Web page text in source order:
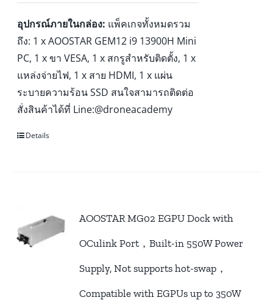
อุปกรณ์ภายในกล่อง: แพ็คเกจทั้งหมดรวม
ถึง: 1 x AOOSTAR GEM12 i9 13900H Mini
PC, 1 x ขา VESA, 1 x สกรูสำหรับติดตั้ง, 1 x
แหล่งจ่ายไฟ, 1 x สาย HDMI, 1 x แผ่น
ระบายความร้อน SSD สนใจสามารถติดต่อ
สั่งสินค้าได้ที่ Line:@droneacademy
Details
AOOSTAR MG02 EGPU Dock with
OCulink Port，Built-in 550W Power
Supply, Not supports hot-swap，
Compatible with EGPUs up to 350W